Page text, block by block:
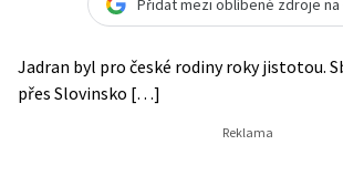
Jadran byl pro české rodiny roky jistotou.
přes Slovinsko […]